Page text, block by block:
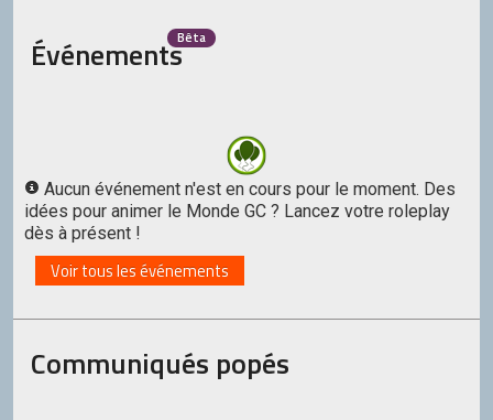
ÉvénementsBêta
Aucun événement n'est en cours pour le moment. Des
idées pour animer le Monde GC ? Lancez votre roleplay
dès à présent !
Voir tous les événements
Communiqués popés